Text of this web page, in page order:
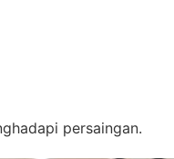
persaingan.